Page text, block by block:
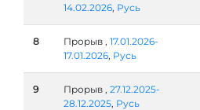
14.02.2026, Русь
8 Прорыв , 17.01.2026-
17.01.2026, Русь
9 Прорыв , 27.12.2025-
28.12.2025, Русь